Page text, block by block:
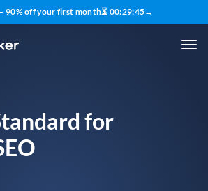
— 90% off your first month⏳ 00:29:45→
for